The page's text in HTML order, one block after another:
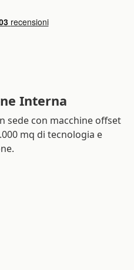
Interna
sede con macchine offset
mq di tecnologia e